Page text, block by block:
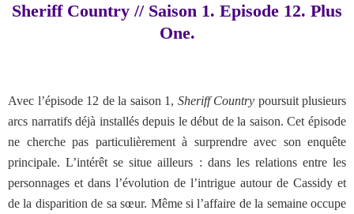
Sheriff Country // Saison 1. Episode 12. Plus
One.
Avec l’épisode 12 de la saison 1, Sheriff Country poursuit plusieurs
arcs narratifs déjà installés depuis le début de la saison. Cet épisode
ne cherche pas particulièrement à surprendre avec son enquête
principale. L’intérêt se situe ailleurs : dans les relations entre les
personnages et dans l’évolution de l’intrigue autour de Cassidy et
de la disparition de sa sœur. Même si l’affaire de la semaine occupe